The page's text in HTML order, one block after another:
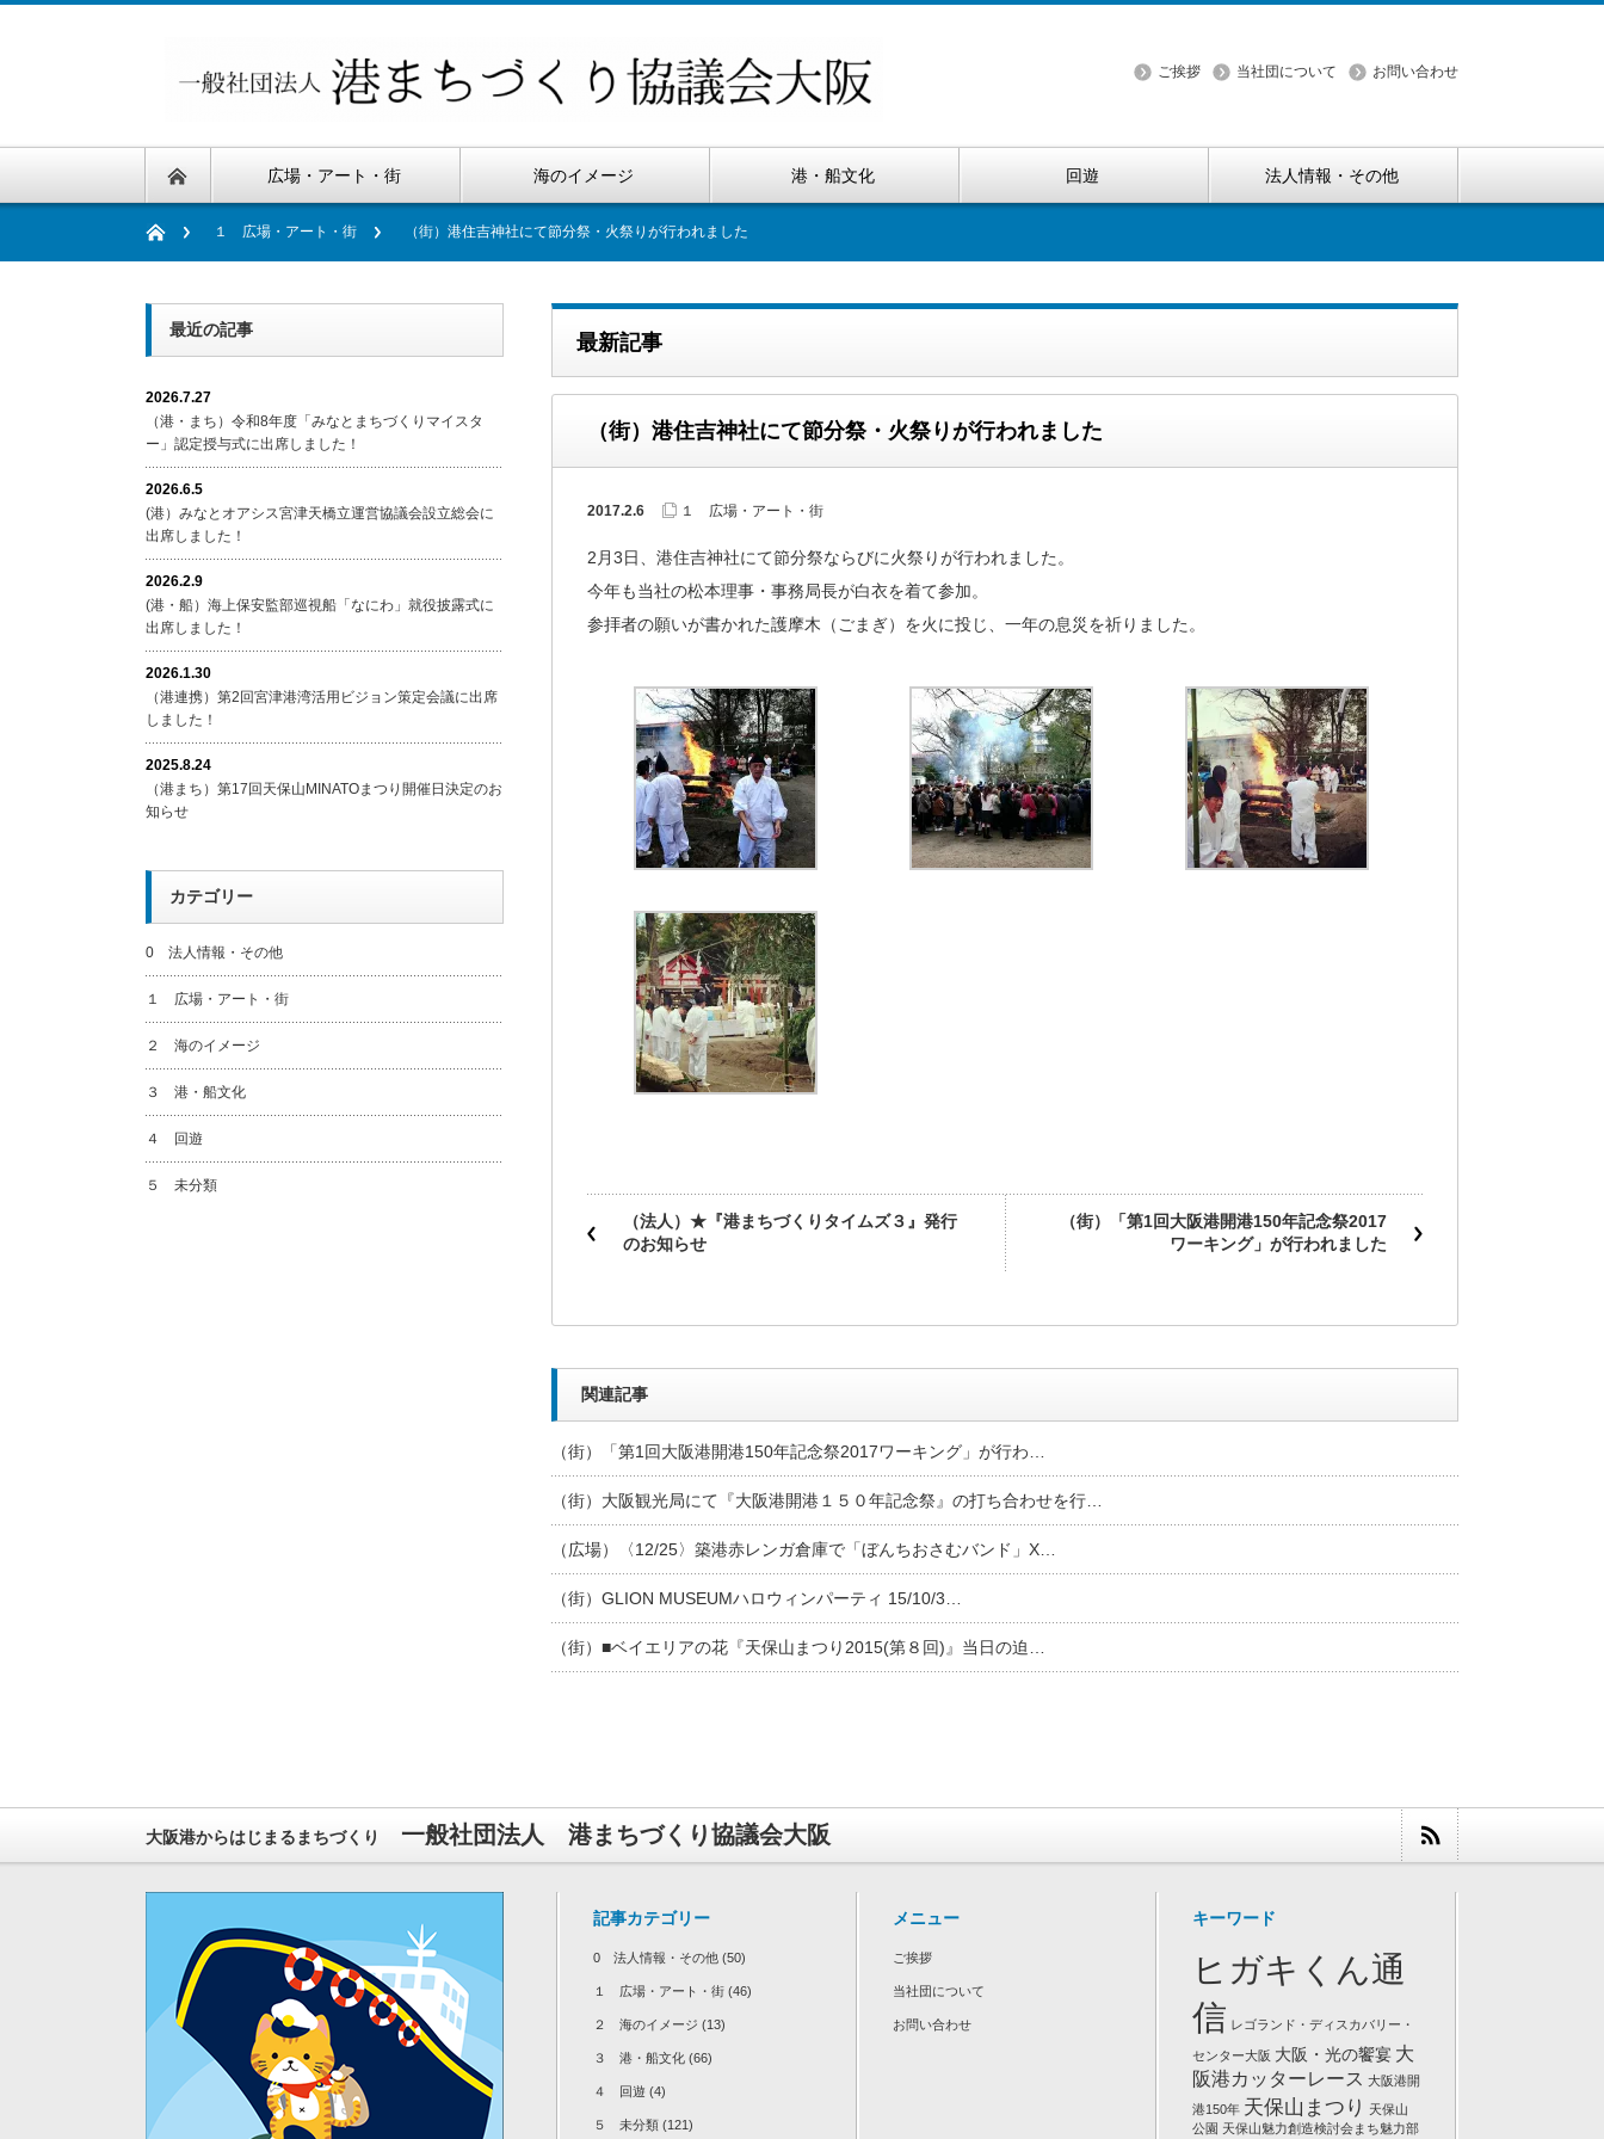
ご挨拶 当社団について お問い合わせ
広場・アート・街 海のイメージ 港・船文化 回遊 法人情報・その他
１ 広場・アート・街 （街）港住吉神社にて節分祭・火祭りが行われました
最新記事
（街）港住吉神社にて節分祭・火祭りが行われました
2017.2.6 １ 広場・アート・街
2月3日、港住吉神社にて節分祭ならびに火祭りが行われました。
今年も当社の松本理事・事務局長が白衣を着て参加。
参拝者の願いが書かれた護摩木（ごまぎ）を火に投じ、一年の息災を祈りました。
（法人）★『港まちづくりタイムズ３』発行
のお知らせ
（街）「第1回大阪港開港150年記念祭2017
ワーキング」が行われました
関連記事
（街）「第1回大阪港開港150年記念祭2017ワーキング」が行わ…
（街）大阪観光局にて『大阪港開港１５０年記念祭』の打ち合わせを行…
（広場）〈12/25〉築港赤レンガ倉庫で「ぼんちおさむバンド」X…
（街）GLION MUSEUMハロウィンパーティ 15/10/3…
（街）■ベイエリアの花『天保山まつり2015(第８回)』当日の迫…
最近の記事
2026.7.27
（港・まち）令和8年度「みなとまちづくりマイスタ
ー」認定授与式に出席しました！
2026.6.5
(港）みなとオアシス宮津天橋立運営協議会設立総会に
出席しました！
2026.2.9
(港・船）海上保安監部巡視船「なにわ」就役披露式に
出席しました！
2026.1.30
（港連携）第2回宮津港湾活用ビジョン策定会議に出席
しました！
2025.8.24
（港まち）第17回天保山MINATOまつり開催日決定のお
知らせ
カテゴリー
0 法人情報・その他
１ 広場・アート・街
２ 海のイメージ
３ 港・船文化
４ 回遊
５ 未分類
大阪港からはじまるまちづくり 一般社団法人 港まちづくり協議会大阪
記事カテゴリー
0 法人情報・その他 (50)
１ 広場・アート・街 (46)
２ 海のイメージ (13)
３ 港・船文化 (66)
４ 回遊 (4)
５ 未分類 (121)
メニュー
ご挨拶
当社団について
お問い合わせ
キーワード
ヒガキくん通
信 レゴランド・ディスカバリー・
センター大阪 大阪・光の饗宴 大
阪港カッターレース 大阪港開
港150年 天保山まつり
天保山
公園 天保山魅力創造検討会まち魅力部